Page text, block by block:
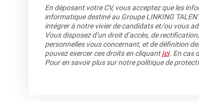
En déposant votre CV, vous acceptez que les
informatique destiné au Groupe LINKING
intégrer à notre vivier de candidats et/ou vous
Vous disposez d’un droit d’accès, de
personnelles vous concernant, et de définition
pouvez exercer ces droits en cliquantici. En cas
Pour en savoir plus sur notre politique de